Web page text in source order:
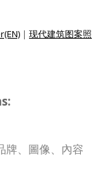
| 现代建筑图案照
牌、圖像、內容